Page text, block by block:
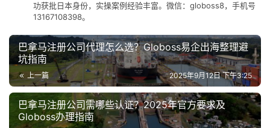
功获批日本身份，实操案例经验丰富。微信：globoss8，手机号
13167108398。
巴拿马注册公司代理怎么选？Globoss易企出海整理避
坑指南
上一篇 2025年9月12日 下午3:25
巴拿马注册公司需哪些认证？2025年官方要求及
Globoss办理指南